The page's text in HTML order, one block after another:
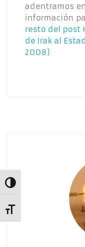
Alternar alto
Alternar tamaño
adentramos
información
resto del post
de Irak al
2008)